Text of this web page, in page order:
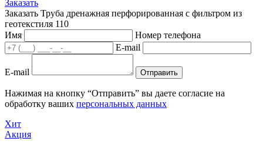
Заказать
Заказать Труба дренажная перфорированная с фильтром из
геотекстиля 110
Имя
Номер телефона
E-mail
E-mail Отправить
Нажимая на кнопку “Отправить” вы даете согласие на
обработку ваших персональных данных
Хит
Акция